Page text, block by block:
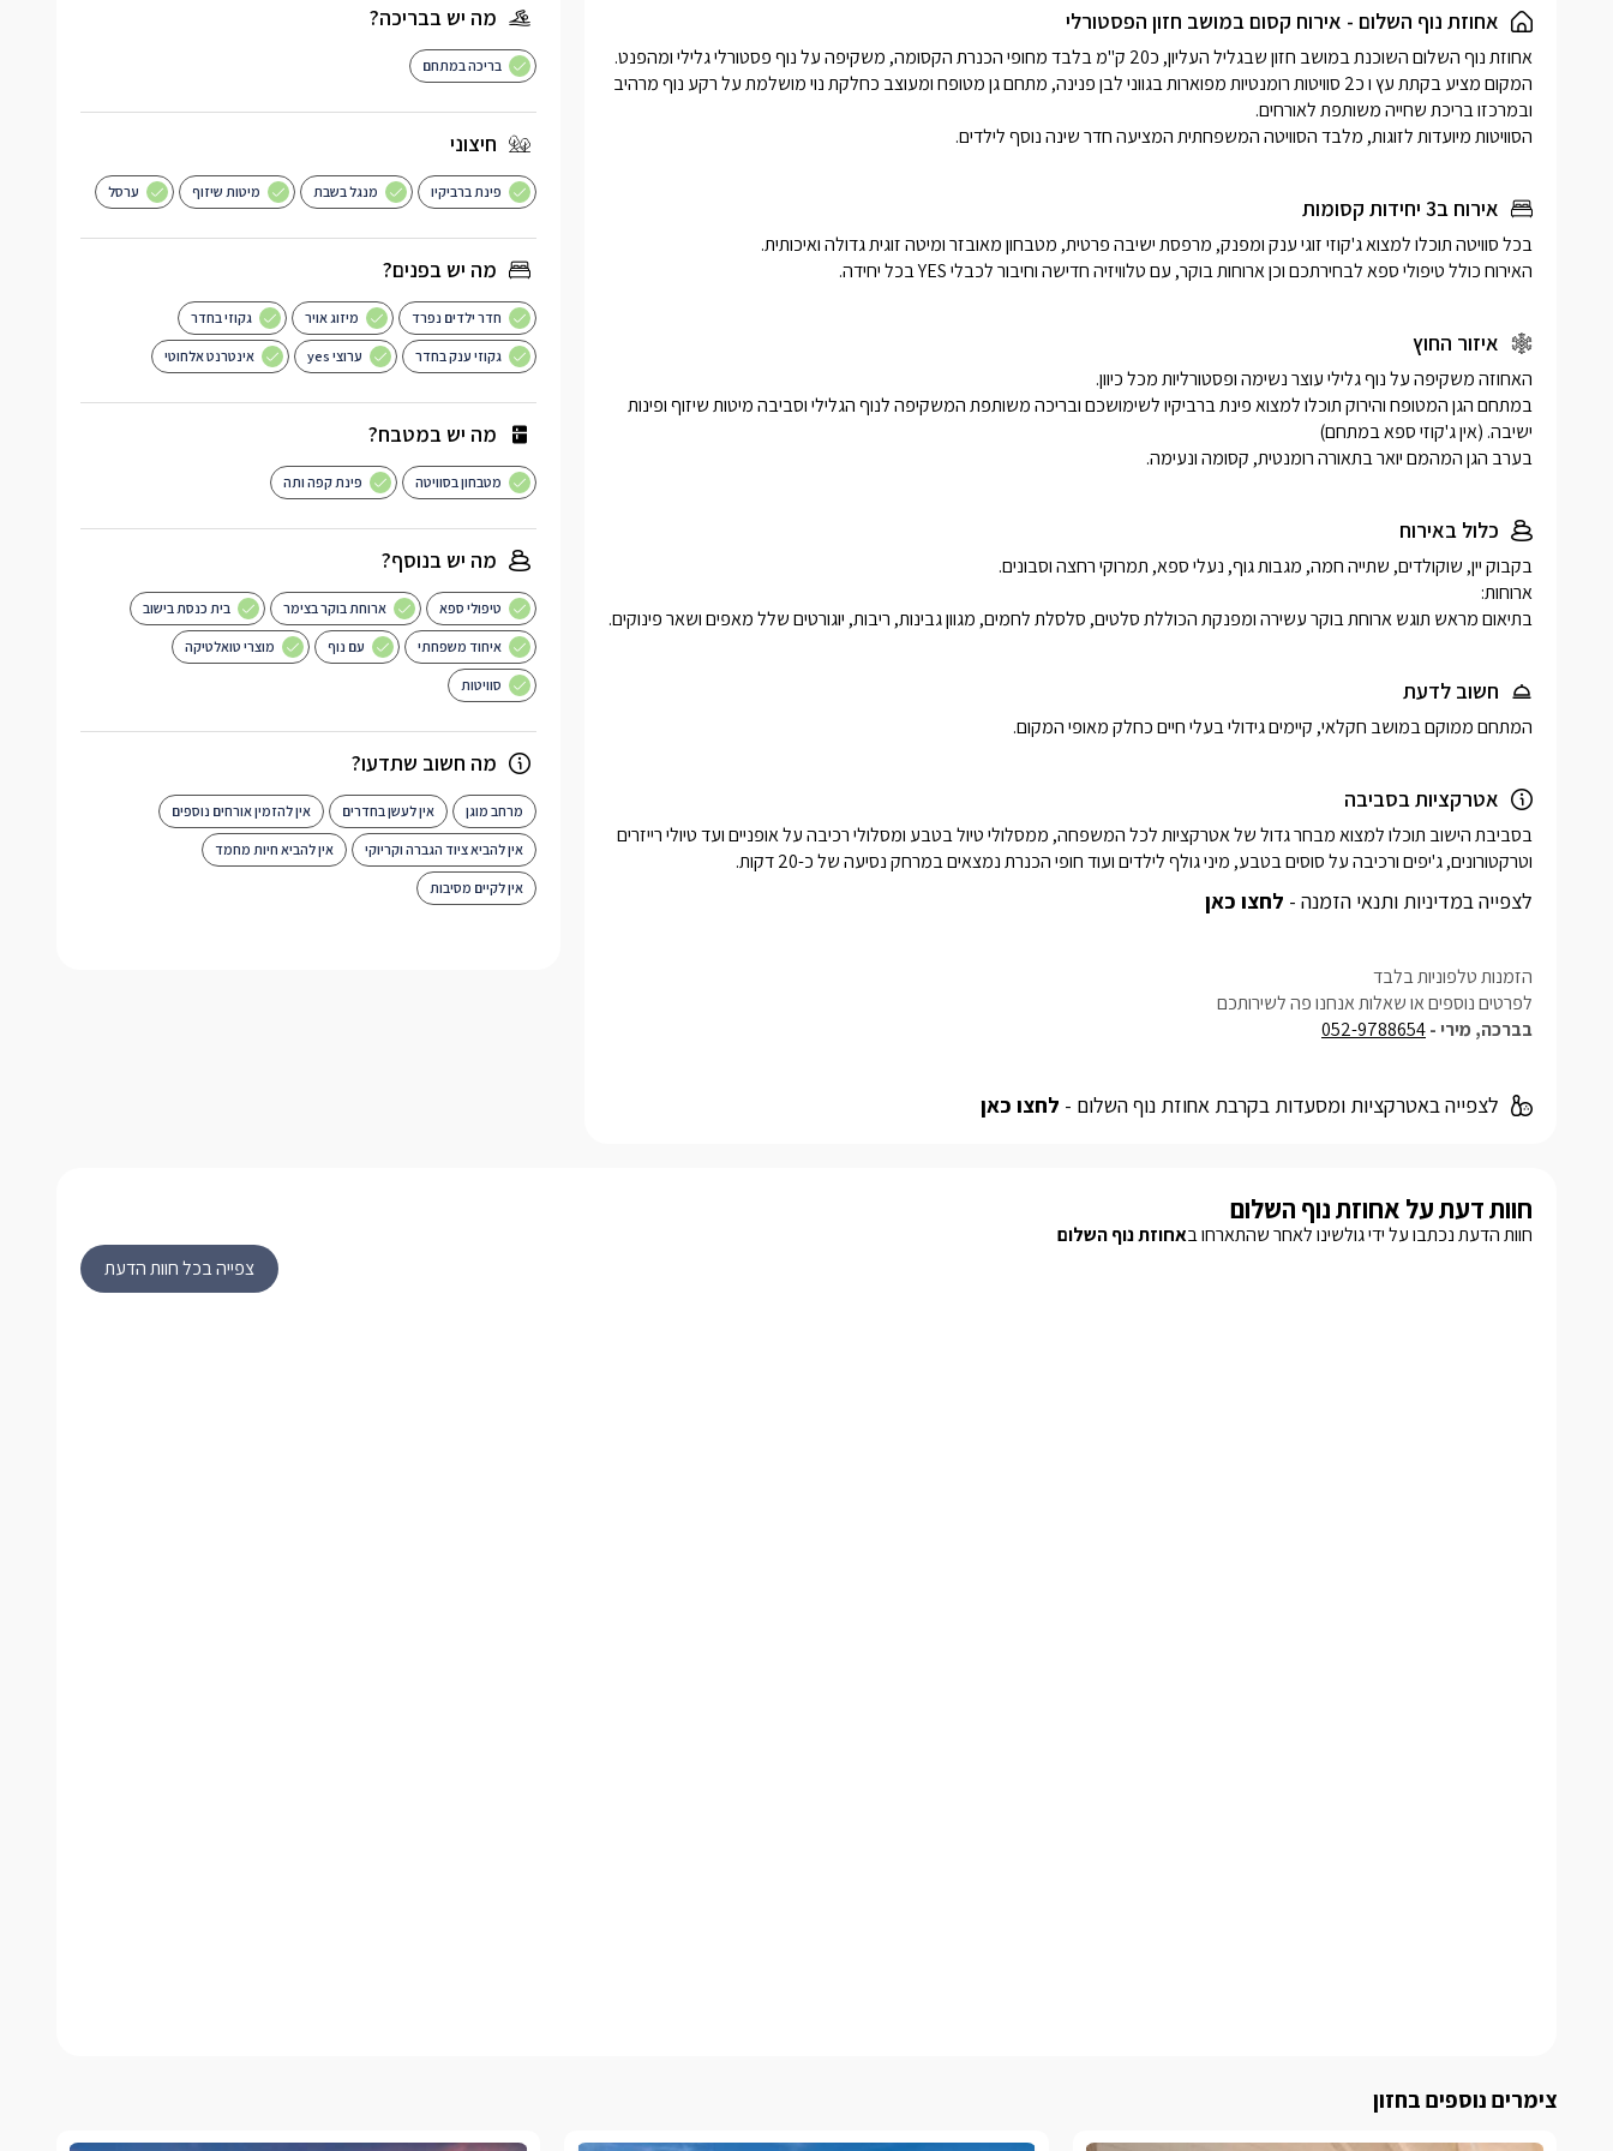
אחוזת נוף השלום - אירוח קסום במושב חזון הפסטורלי
הסוויטות מיועדות לזוגות, מלבד הסוויטה המשפחתית המציעה חדר שינה נוסף לילדים.
אירוח ב3 יחידות קסומות
האירוח כולל טיפולי ספא לבחירתכם וכן ארוחות בוקר, עם טלוויזיה חדישה וחיבור לכבלי YES בכל יחידה.
איזור החוץ
בערב הגן המהמם יואר בתאורה רומנטית, קסומה ונעימה.
כלול באירוח
בתיאום מראש תוגש ארוחת בוקר עשירה ומפנקת הכוללת סלטים, סלסלת לחמים, מגוון גבינות, ריבות, יוגורטים שלל מאפים ושאר פינוקים.
חשוב לדעת
המתחם ממוקם במושב חקלאי, קיימים גידולי בעלי חיים כחלק מאופי המקום.
אטרקציות בסביבה
וטרקטורונים, ג'יפים ורכיבה על סוסים בטבע, מיני גולף לילדים ועוד חופי הכנרת נמצאים במרחק נסיעה של כ-20 דקות.
לצפייה במדיניות ותנאי הזמנה - לחצו כאן
הזמנות טלפוניות בלבד
לפרטים נוספים או שאלות אנחנו פה לשירותכם
בברכה, מירי -052-9788654
לצפייה באטרקציות ומסעדות בקרבת אחוזת נוף השלום - לחצו כאן
מה יש בבריכה?
בריכה במתחם
חיצוני
פינת ברביקיו מנגל בשבת מיטות שיזוף ערסל
מה יש בפנים?
חדר ילדים נפרד מיזוג אויר גקוזי בחדר
גקוזי ענק בחדר ערוצי yes אינטרנט אלחוטי
מה יש במטבח?
מטבחון בסוויטה פינת קפה ותה
מה יש בנוסף?
טיפולי ספא ארוחת בוקר בצימר בית כנסת בישוב
איחוד משפחתי עם נוף מוצרי טואלטיקה
סוויטות
מה חשוב שתדעו?
מרחב מוגן אין לעשן בחדרים אין להזמין אורחים נוספים
אין להביא ציוד הגברה וקריוקי אין להביא חיות מחמד
אין לקיים מסיבות
חוות דעת על אחוזת נוף השלום
חוות הדעת נכתבו על ידי גולשינו לאחר שהתארחו באחוזת נוף השלום
צפייה בכל חוות הדעת
צימרים נוספים בחזון